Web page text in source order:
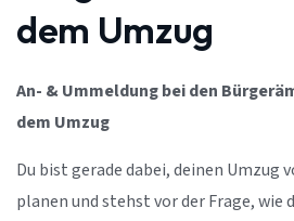
dem Umzug
An- & Ummeldung bei den
dem Umzug
Du bist gerade dabei, deinen Umzug
planen und stehst vor der Frage, wie